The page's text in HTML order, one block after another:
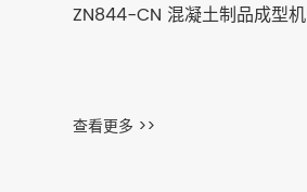
ZN844-CN 混凝土制品成型机
查看更多 >>